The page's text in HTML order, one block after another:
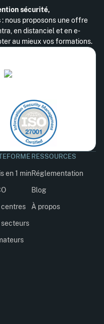
sécurité,
: nous proposons une offre
en distanciel et en e-
au mieux vos formations.
en 1 min
centres
secteurs
RESSOURCES
Réglementation
Blog
À propos